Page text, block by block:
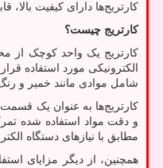
کارتریج‌ها دارای کیفیت
کارتریج چیست؟
کارتریج یک واحد کوچک از
الکترونیکی مورد استفاده
شامل موادی مانند خمیر و
کارتریج‌ها به عنوان یک قسمت
و دقت مواد استفاده شده
مطابق با نیازهای دستگاه
همچنین، از دیگر مزایای